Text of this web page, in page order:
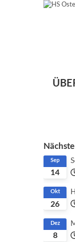
14
Sep
26
Okt
8
Dez